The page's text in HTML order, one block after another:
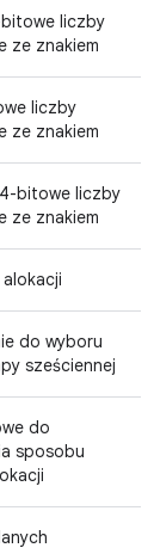
liczby
ze znakiem
liczby
ze znakiem
bitowe liczby
ze znakiem
alokacji
do wyboru
sześciennej
do
sposobu